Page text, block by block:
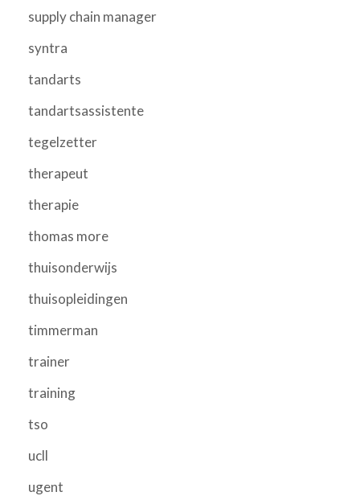
supply chain manager
syntra
tandarts
tandartsassistente
tegelzetter
therapeut
therapie
thomas more
thuisonderwijs
thuisopleidingen
timmerman
trainer
training
tso
ucll
ugent